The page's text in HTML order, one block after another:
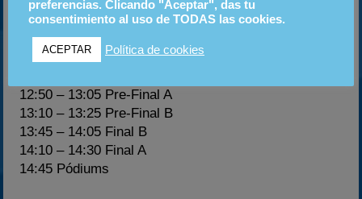
11:30 – 11:45 Formación de grupos
11:45 – 12:00 Briefing
12:00 – 12:15 Crono A
12:50 – 13:05 Pre-Final A
13:10 – 13:25 Pre-Final B
13:45 – 14:05 Final B
14:10 – 14:30 Final A
14:45 Pódiums
preferencias. Clicando "Aceptar", das tu
consentimiento al uso de TODAS las cookies.
ACEPTAR Política de cookies